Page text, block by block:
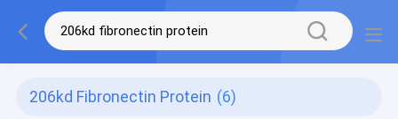
206kd Fibronectin Protein (6)